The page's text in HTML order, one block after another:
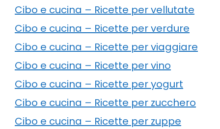
Cibo e cucina – Ricette per vellutate
Cibo e cucina – Ricette per verdure
Cibo e cucina – Ricette per viaggiare
Cibo e cucina – Ricette per vino
Cibo e cucina – Ricette per yogurt
Cibo e cucina – Ricette per zucchero
Cibo e cucina – Ricette per zuppe